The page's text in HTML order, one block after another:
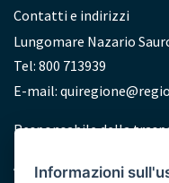
Contatti e indirizzi
Lungomare Nazario
Tel: 800 713939
E-mail:
Redazione
Responsabile della
Accessibilità
Informazioni